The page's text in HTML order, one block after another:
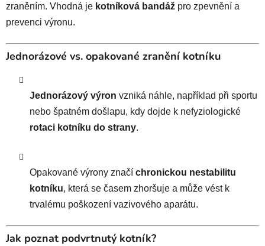
zraněním. Vhodná je kotníková bandáž pro zpevnění a
prevenci výronu.
Jednorázové vs. opakované zranění kotníku
Jednorázový výron vzniká náhle, například při sportu
nebo špatném došlapu, kdy dojde k nefyziologické
rotaci kotníku do strany.
Opakované výrony značí chronickou nestabilitu
kotníku, která se časem zhoršuje a může vést k
trvalému poškození vazivového aparátu.
Jak poznat podvrtnutý kotník?